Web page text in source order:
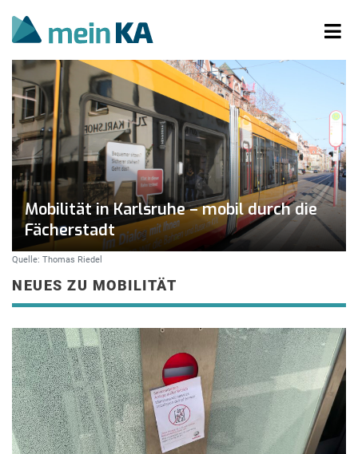
Mobilität in Karlsruhe – mobil durch die
Fächerstadt
Quelle: Thomas Riedel
NEUES ZU MOBILITÄT